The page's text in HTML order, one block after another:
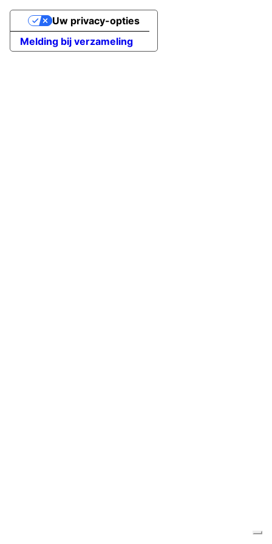
Melding bij verzameling
Uw privacy-opties